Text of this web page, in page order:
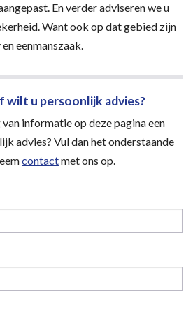
En verder adviseren we u
Want ook op dat gebied zijn
eenmanszaak.
wilt u persoonlijk advies?
informatie op deze pagina een
advies? Vul dan het onderstaande
contactmet ons op.